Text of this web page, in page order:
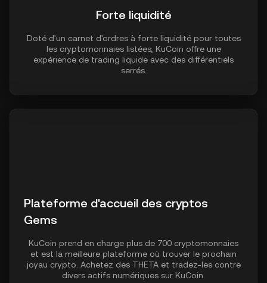
Forte liquidité
Doté d'un carnet d'ordres à forte liquidité pour toutes
les cryptomonnaies listées, KuCoin offre une
expérience de trading liquide avec des différentiels
serrés.
Plateforme d'accueil des cryptos
Gems
KuCoin prend en charge plus de 700 cryptomonnaies
et est la meilleure plateforme où trouver le prochain
joyau crypto. Achetez des THETA et tradez-les contre
divers actifs numériques sur KuCoin.